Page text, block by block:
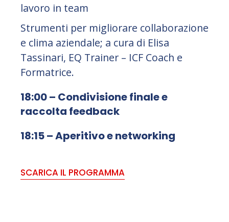
lavoro in team
Strumenti per migliorare collaborazione
e clima aziendale; a cura di Elisa
Tassinari, EQ Trainer – ICF Coach e
Formatrice.
18:00 – Condivisione finale e
raccolta feedback
18:15 – Aperitivo e networking
SCARICA IL PROGRAMMA